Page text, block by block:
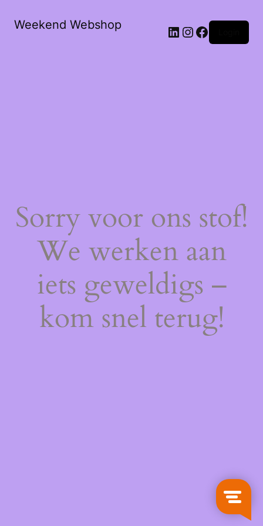
Weekend Webshop LinkedIn
Instagram
Facebook
Sorry voor ons stof!
We werken aan
iets geweldigs –
kom snel terug!